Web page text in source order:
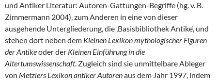
und Antiker Literatur: Autoren-Gattungen-Begriffe (hg. v. B.
Zimmermann 2004), zum Anderen in eine von dieser
ausgehende Untergliederung, die ‚Basisbibliothek Antike‘, und
stehen dort neben dem Kleinen Lexikon mythologischer Figuren
der Antikeoder der Kleinen Einführung in die
Altertumswissenschaft. Zugleich sind sie unmittelbare Ableger
von Metzlers Lexikon antiker Autorenaus dem Jahr 1997, indem